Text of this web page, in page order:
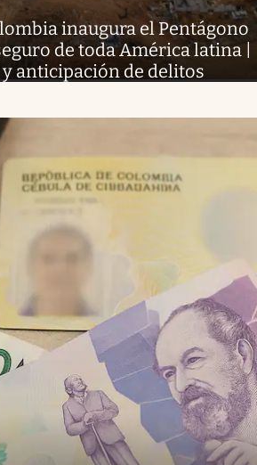
inaugura el Pentágono
de toda América latina |
anticipación de delitos